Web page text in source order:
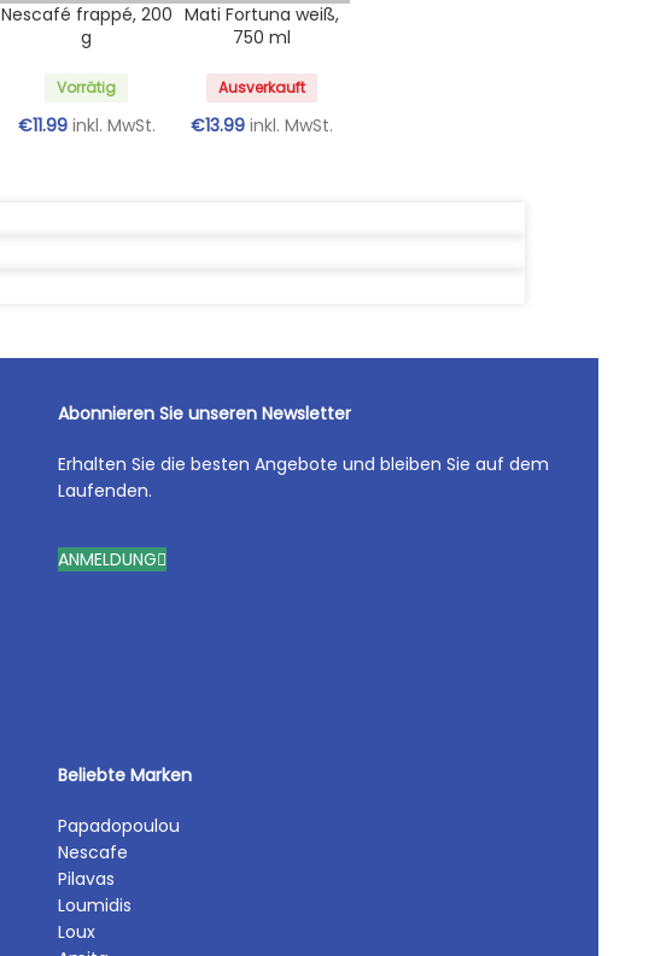
Nescafé frappé, 200
g
Vorrätig
€11.99 inkl. MwSt.
Mati Fortuna weiß,
750 ml
Ausverkauft
€13.99 inkl. MwSt.
Abonnieren Sie unseren Newsletter
Erhalten Sie die besten Angebote und bleiben Sie auf dem
Laufenden.
ANMELDUNG
Beliebte Marken
Papadopoulou
Nescafe
Pilavas
Loumidis
Loux